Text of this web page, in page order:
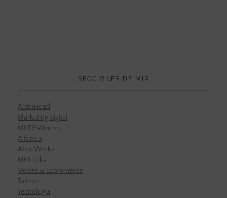
SECCIONES DE MIR
Actualidad
Marketing digital
MKT&Women
A fondo
After Works
MKTTalks
Ventas & Ecommerce
Talento
Tecnología